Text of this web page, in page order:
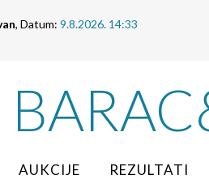
, Datum: 9.8.2026. 14:33
AUKCIJE
REZULTATI